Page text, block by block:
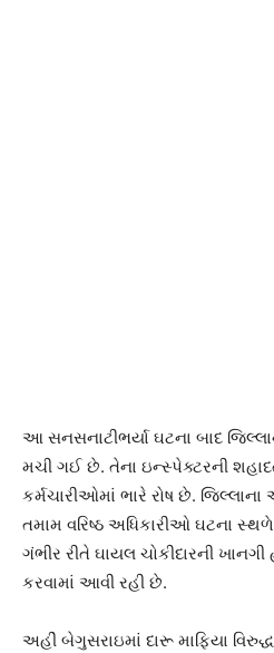
આ સનસનાટીભર્યા ઘટના બાદ
મચી ગઈ છે. તેના ઇન્સ્પેક્ટરની
કર્મચારીઓમાં ભારે રોષ છે.
તમામ વરિષ્ઠ અધિકારીઓ ઘટના
ગંભીર રીતે ઘાયલ ચોકીદારની ખાનગી
કરવામાં આવી રહી છે.
અહીં બેગુસરાઇમાં દારૂ માફિયા